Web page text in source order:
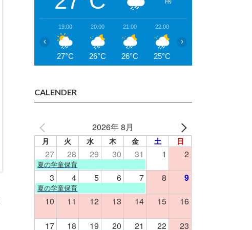
19:00
27°C
20:00
26°C
21:00
26°C
22:00
25°C
‹ ›
CALENDER
2026年 8月
月 火 水 木 金 土 日
27 28 29 30 31 1 2
夏の学童保育
3 4 5 6 7 8 9
夏の学童保育
10 11 12 13 14 15 16
17 18 19 20 21 22 23